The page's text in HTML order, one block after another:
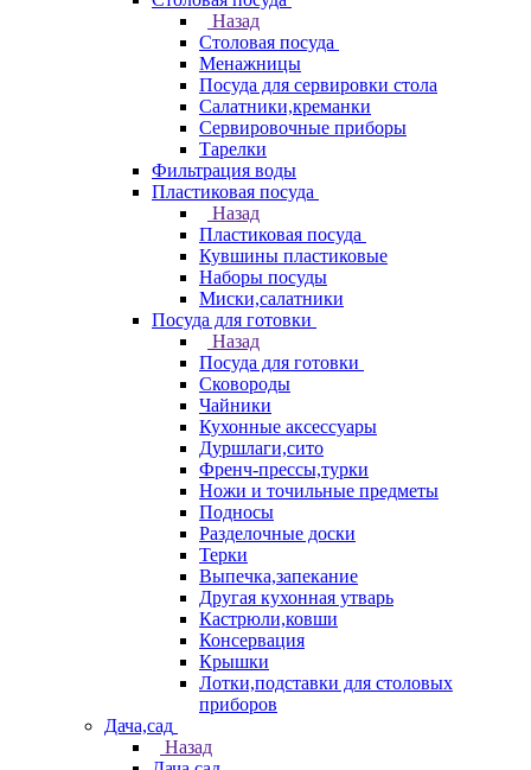
Назад
Столовая посуда
Менажницы
Посуда для сервировки стола
Салатники,креманки
Сервировочные приборы
Тарелки
Фильтрация воды
Пластиковая посуда
Назад
Пластиковая посуда
Кувшины пластиковые
Наборы посуды
Миски,салатники
Посуда для готовки
Назад
Посуда для готовки
Сковороды
Чайники
Кухонные аксессуары
Дуршлаги,сито
Френч-прессы,турки
Ножи и точильные предметы
Подносы
Разделочные доски
Терки
Выпечка,запекание
Другая кухонная утварь
Кастрюли,ковши
Консервация
Крышки
Лотки,подставки для столовых
приборов
Дача,сад
Назад